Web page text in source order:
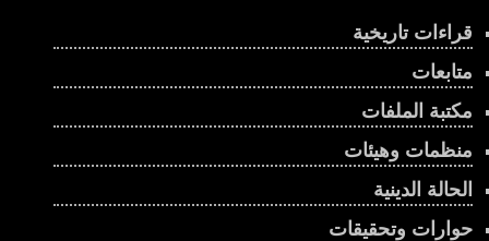
قراءات تاريخية
متابعات
مكتبة الملفات
منظمات وهيئات
الحالة الدينية
حوارات وتحقيقات